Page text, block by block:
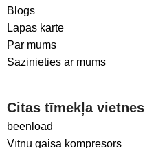
Blogs
Lapas karte
Par mums
Sazinieties ar mums
Citas tīmekļa vietnes
beenload
Vītņu gaisa kompresors